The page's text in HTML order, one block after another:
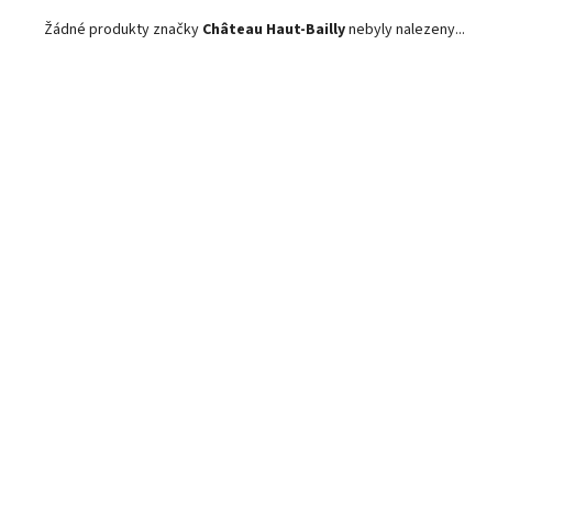
Žádné produkty značky Château Haut-Baillynebyly nalezeny...